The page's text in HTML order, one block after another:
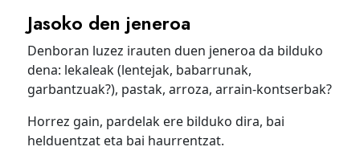
Jasoko den jeneroa
Denboran luzez irauten duen jeneroa da bilduko
dena: lekaleak (lentejak, babarrunak,
garbantzuak?), pastak, arroza, arrain-kontserbak?
Horrez gain, pardelak ere bilduko dira, bai
helduentzat eta bai haurrentzat.